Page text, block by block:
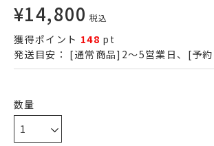
¥14,800 税込
獲得ポイント 148 pt
発送目安： [通常商品]2～5営業日、[予